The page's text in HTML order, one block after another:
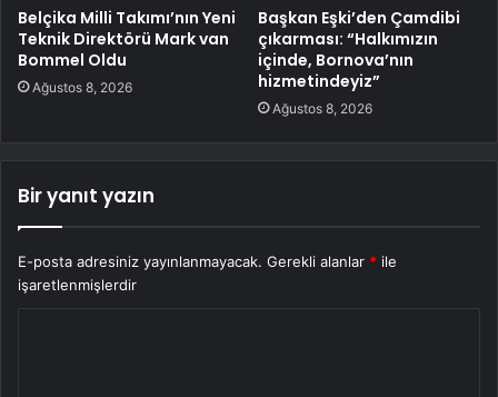
Belçika Milli Takımı’nın Yeni
Teknik Direktörü Mark van
Bommel Oldu
Ağustos 8, 2026
Başkan Eşki’den Çamdibi
çıkarması: “Halkımızın
içinde, Bornova’nın
hizmetindeyiz”
Ağustos 8, 2026
Bir yanıt yazın
E-posta adresiniz yayınlanmayacak. Gerekli alanlar * ile
işaretlenmişlerdir